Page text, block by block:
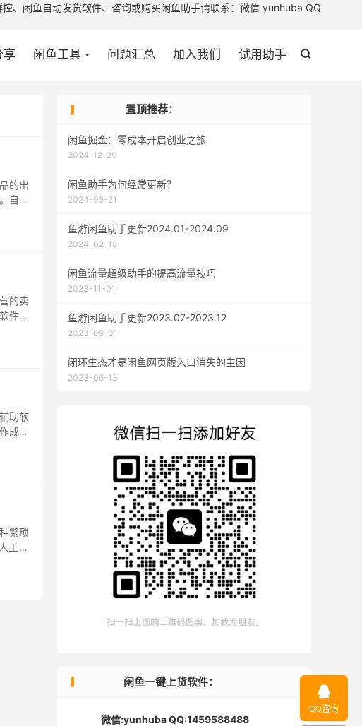
购买闲鱼助手请联系：微信 yunhuba QQ

享 闲鱼工具 问题汇总 加入我们 试用助手

的出
自动
的卖
件会
助软
成本
繁琐
工成
置顶推荐：
闲鱼掘金：零成本开启创业之旅
2024-12-29
闲鱼助手为何经常更新？
2024-05-21
鱼游闲鱼助手更新2024.01-2024.09
2024-02-18
闲鱼流量超级助手的提高流量技巧
2023-11-01
鱼游闲鱼助手更新2023.07-2023.12
2023-09-01
闭环生态才是闲鱼网页版入口消失的主因
2023-06-13
闲鱼一键上货软件：
微信:yunhuba QQ:1459588488

QQ咨询